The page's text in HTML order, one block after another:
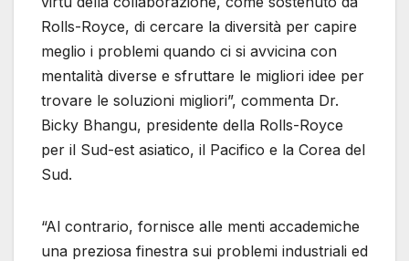
Rolls-Royce, di cercare la diversità per capire
meglio i problemi quando ci si avvicina con
mentalità diverse e sfruttare le migliori idee per
trovare le soluzioni migliori”, commenta Dr.
Bicky Bhangu, presidente della Rolls-Royce
per il Sud-est asiatico, il Pacifico e la Corea del
Sud.
“Al contrario, fornisce alle menti accademiche
una preziosa finestra sui problemi industriali ed